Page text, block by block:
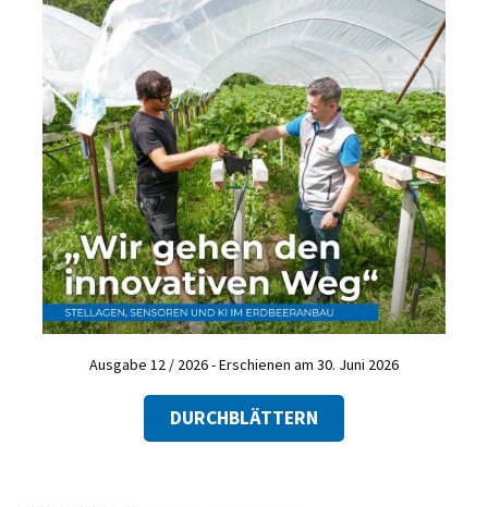
Ausgabe 12 / 2026 - Erschienen am 30. Juni 2026
DURCHBLÄTTERN